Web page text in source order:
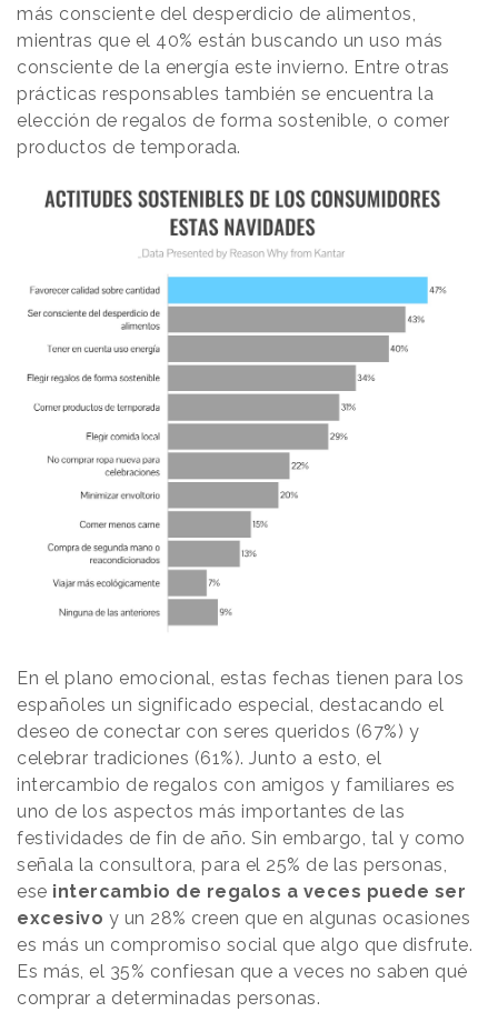
más consciente del desperdicio de alimentos,
mientras que el 40% están buscando un uso más
consciente de la energía este invierno. Entre otras
prácticas responsables también se encuentra la
elección de regalos de forma sostenible, o comer
productos de temporada.
En el plano emocional, estas fechas tienen para los
españoles un significado especial, destacando el
deseo de conectar con seres queridos (67%) y
celebrar tradiciones (61%). Junto a esto, el
intercambio de regalos con amigos y familiares es
uno de los aspectos más importantes de las
festividades de fin de año. Sin embargo, tal y como
señala la consultora, para el 25% de las personas,
ese intercambio de regalos a veces puede ser
excesivo y un 28% creen que en algunas ocasiones
es más un compromiso social que algo que disfrute.
Es más, el 35% confiesan que a veces no saben qué
comprar a determinadas personas.